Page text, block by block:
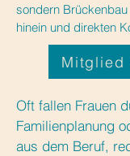
sondern
hinein und direkten
Mitglied
Oft fallen Frauen
Familienplanung
aus dem Beruf,